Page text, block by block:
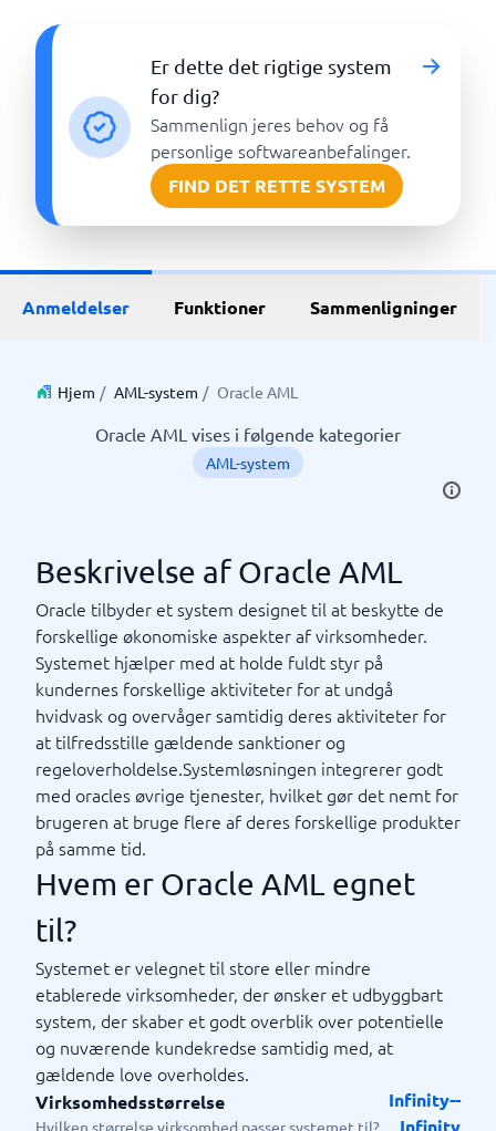
Er dette det rigtige system
for dig?
Sammenlign jeres behov og få
personlige softwareanbefalinger.
FIND DET RETTE SYSTEM
Anmeldelser Funktioner Sammenligninger
Hjem / AML-system / Oracle AML
Oracle AML vises i følgende kategorier
AML-system
Beskrivelse af Oracle AML
Oracle tilbyder et system designet til at beskytte de
forskellige økonomiske aspekter af virksomheder.
Systemet hjælper med at holde fuldt styr på
kundernes forskellige aktiviteter for at undgå
hvidvask og overvåger samtidig deres aktiviteter for
at tilfredsstille gældende sanktioner og
regeloverholdelse.Systemløsningen integrerer godt
med oracles øvrige tjenester, hvilket gør det nemt for
brugeren at bruge flere af deres forskellige produkter
på samme tid.
Hvem er Oracle AML egnet
til?
Systemet er velegnet til store eller mindre
etablerede virksomheder, der ønsker et udbyggbart
system, der skaber et godt overblik over potentielle
og nuværende kundekredse samtidig med, at
gældende love overholdes.
Virksomhedsstørrelse
Hvilken størrelse virksomhed passer systemet til?
Infinity--
Infinity